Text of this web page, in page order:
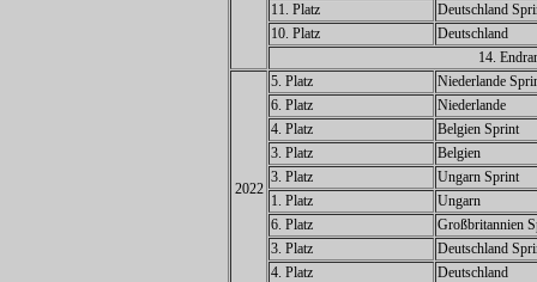
11. Platz
Deutschland
10. Platz
Deutschland
14.
2022
5. Platz
Niederlande
6. Platz
Niederlande
4. Platz
Belgien Sprint
3. Platz
Belgien
3. Platz
Ungarn Sprint
1. Platz
Ungarn
6. Platz
Großbritannien
3. Platz
Deutschland
4. Platz
Deutschland